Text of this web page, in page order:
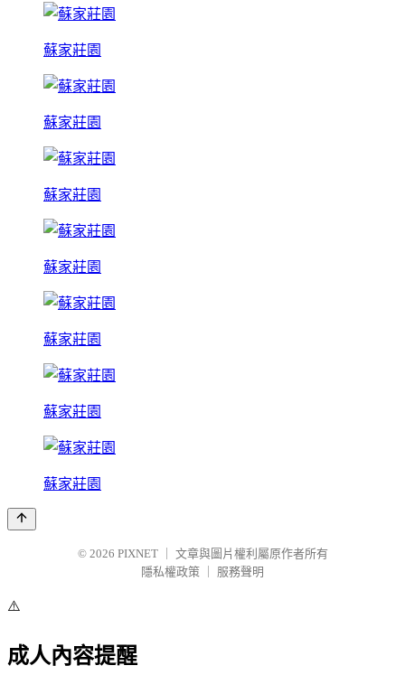
蘇家莊園
蘇家莊園
蘇家莊園
蘇家莊園
蘇家莊園
蘇家莊園
蘇家莊園
© 2026 PIXNET
文章與圖片權利屬原作者所有
隱私權政策
服務聲明
⚠️
成人內容提醒